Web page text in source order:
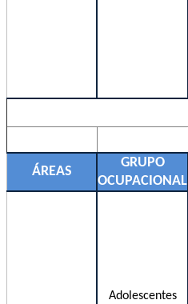
ÁREAS
GRUPO
OCUPACIONAL
Adolescentes